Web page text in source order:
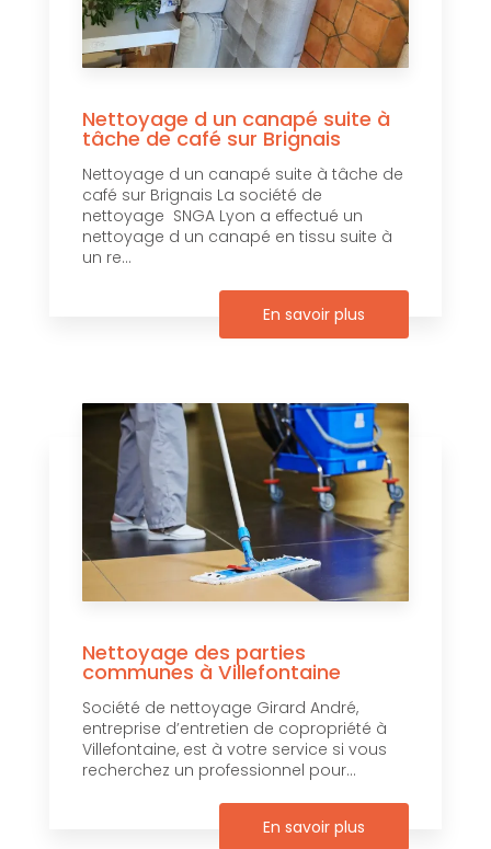
Nettoyage d un canapé suite à
tâche de café sur Brignais
Nettoyage d un canapé suite à tâche de
café sur Brignais La société de
nettoyage SNGA Lyon a effectué un
nettoyage d un canapé en tissu suite à
un re...
En savoir plus
Nettoyage des parties
communes à Villefontaine
Société de nettoyage Girard André,
entreprise d’entretien de copropriété à
Villefontaine, est à votre service si vous
recherchez un professionnel pour...
En savoir plus